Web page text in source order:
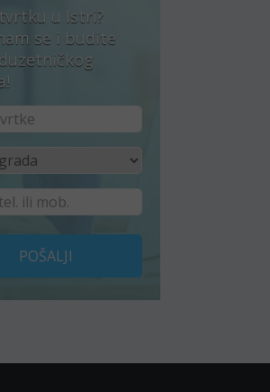
u Istri?
se i budite
POŠALJI